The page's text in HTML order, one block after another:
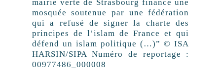
mairie verte de Strasbourg finance une
mosquée soutenue par une fédération
qui a refusé de signer la charte des
principes de l’islam de France et qui
défend un islam politique (…)” © ISA
HARSIN/SIPA Numéro de reportage :
00977486_000008